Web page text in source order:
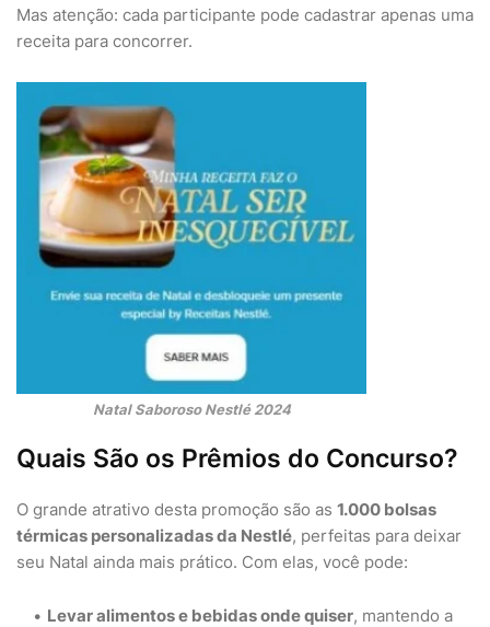
Mas atenção: cada participante pode cadastrar apenas uma
receita para concorrer.
Natal Saboroso Nestlé 2024
Quais São os Prêmios do Concurso?
O grande atrativo desta promoção são as 1.000 bolsas
térmicas personalizadas da Nestlé, perfeitas para deixar
seu Natal ainda mais prático. Com elas, você pode:
Levar alimentos e bebidas onde quiser, mantendo a